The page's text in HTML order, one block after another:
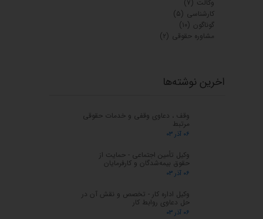
وکالت (۷)
کارشناسی (۵)
گوناگون (۱۰)
مشاوره حقوقی (۲)
اخرین نوشته‌ها
وقف ، دعاوی وقفی و خدمات حقوقی
مرتبط
۰۶ آذر ۰۳
وکیل تأمین اجتماعی - حمایت از
حقوق بیمه‌شدگان و کارفرمایان
۰۶ آذر ۰۳
وکیل اداره کار - تخصص و نقش آن در
حل دعاوی روابط کار
۰۶ آذر ۰۳